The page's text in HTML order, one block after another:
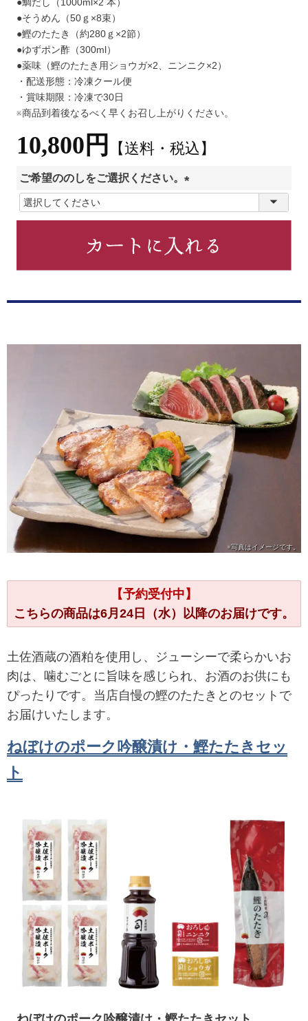
●そうめん（50ｇ×8束）
●鰹のたたき（約280ｇ×2節）
●ゆずポン酢（300ml）
●薬味（鰹のたたき用ショウガ×2、ニンニク×2）
・配送形態：冷凍クール便
・賞味期限：冷凍で30日
※商品到着後なるべく早くお召し上がりください。
10,800円 【送料・税込】
ご希望ののしをご選択ください。
)
※写真はイメージです。
【予約受付中】
こちらの商品は6月24日（水）以降のお届けです。
土佐酒蔵の酒粕を使用し、ジューシーで柔らかいお
肉は、噛むごとに旨味を感じられ、お酒のお供にも
ぴったりです。当店自慢の鰹のたたきとのセットで
お届けいたします。
ねぼけのポーク吟醸漬け・鰹たたきセッ
ト